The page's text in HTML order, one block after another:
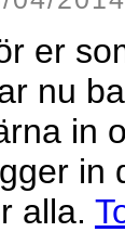
er
nu
in
in
alla.